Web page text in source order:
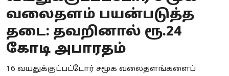
Business
Crime
வலைதளம் பயன்படுத்த
தடை: தவறினால் ரூ.24
கோடி அபாரதம்
16 வயதுக்குட்பட்டோர் சமூக வலைதளங்களைப்